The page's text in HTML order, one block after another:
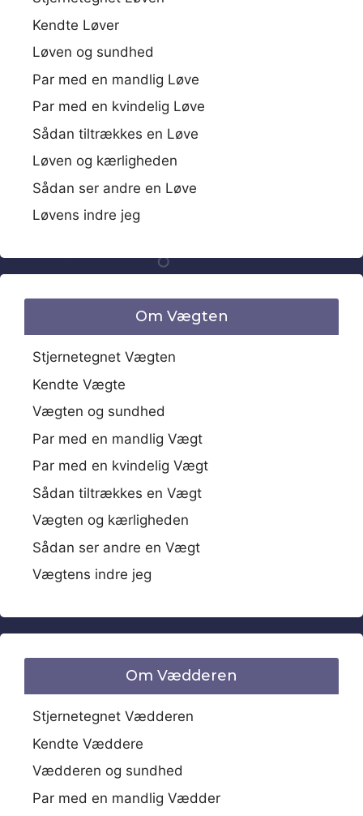
Kendte Løver
Løven og sundhed
Par med en mandlig Løve
Par med en kvindelig Løve
Sådan tiltrækkes en Løve
Løven og kærligheden
Sådan ser andre en Løve
Løvens indre jeg
Om Vægten
Stjernetegnet Vægten
Kendte Vægte
Vægten og sundhed
Par med en mandlig Vægt
Par med en kvindelig Vægt
Sådan tiltrækkes en Vægt
Vægten og kærligheden
Sådan ser andre en Vægt
Vægtens indre jeg
Om Vædderen
Stjernetegnet Vædderen
Kendte Væddere
Vædderen og sundhed
Par med en mandlig Vædder